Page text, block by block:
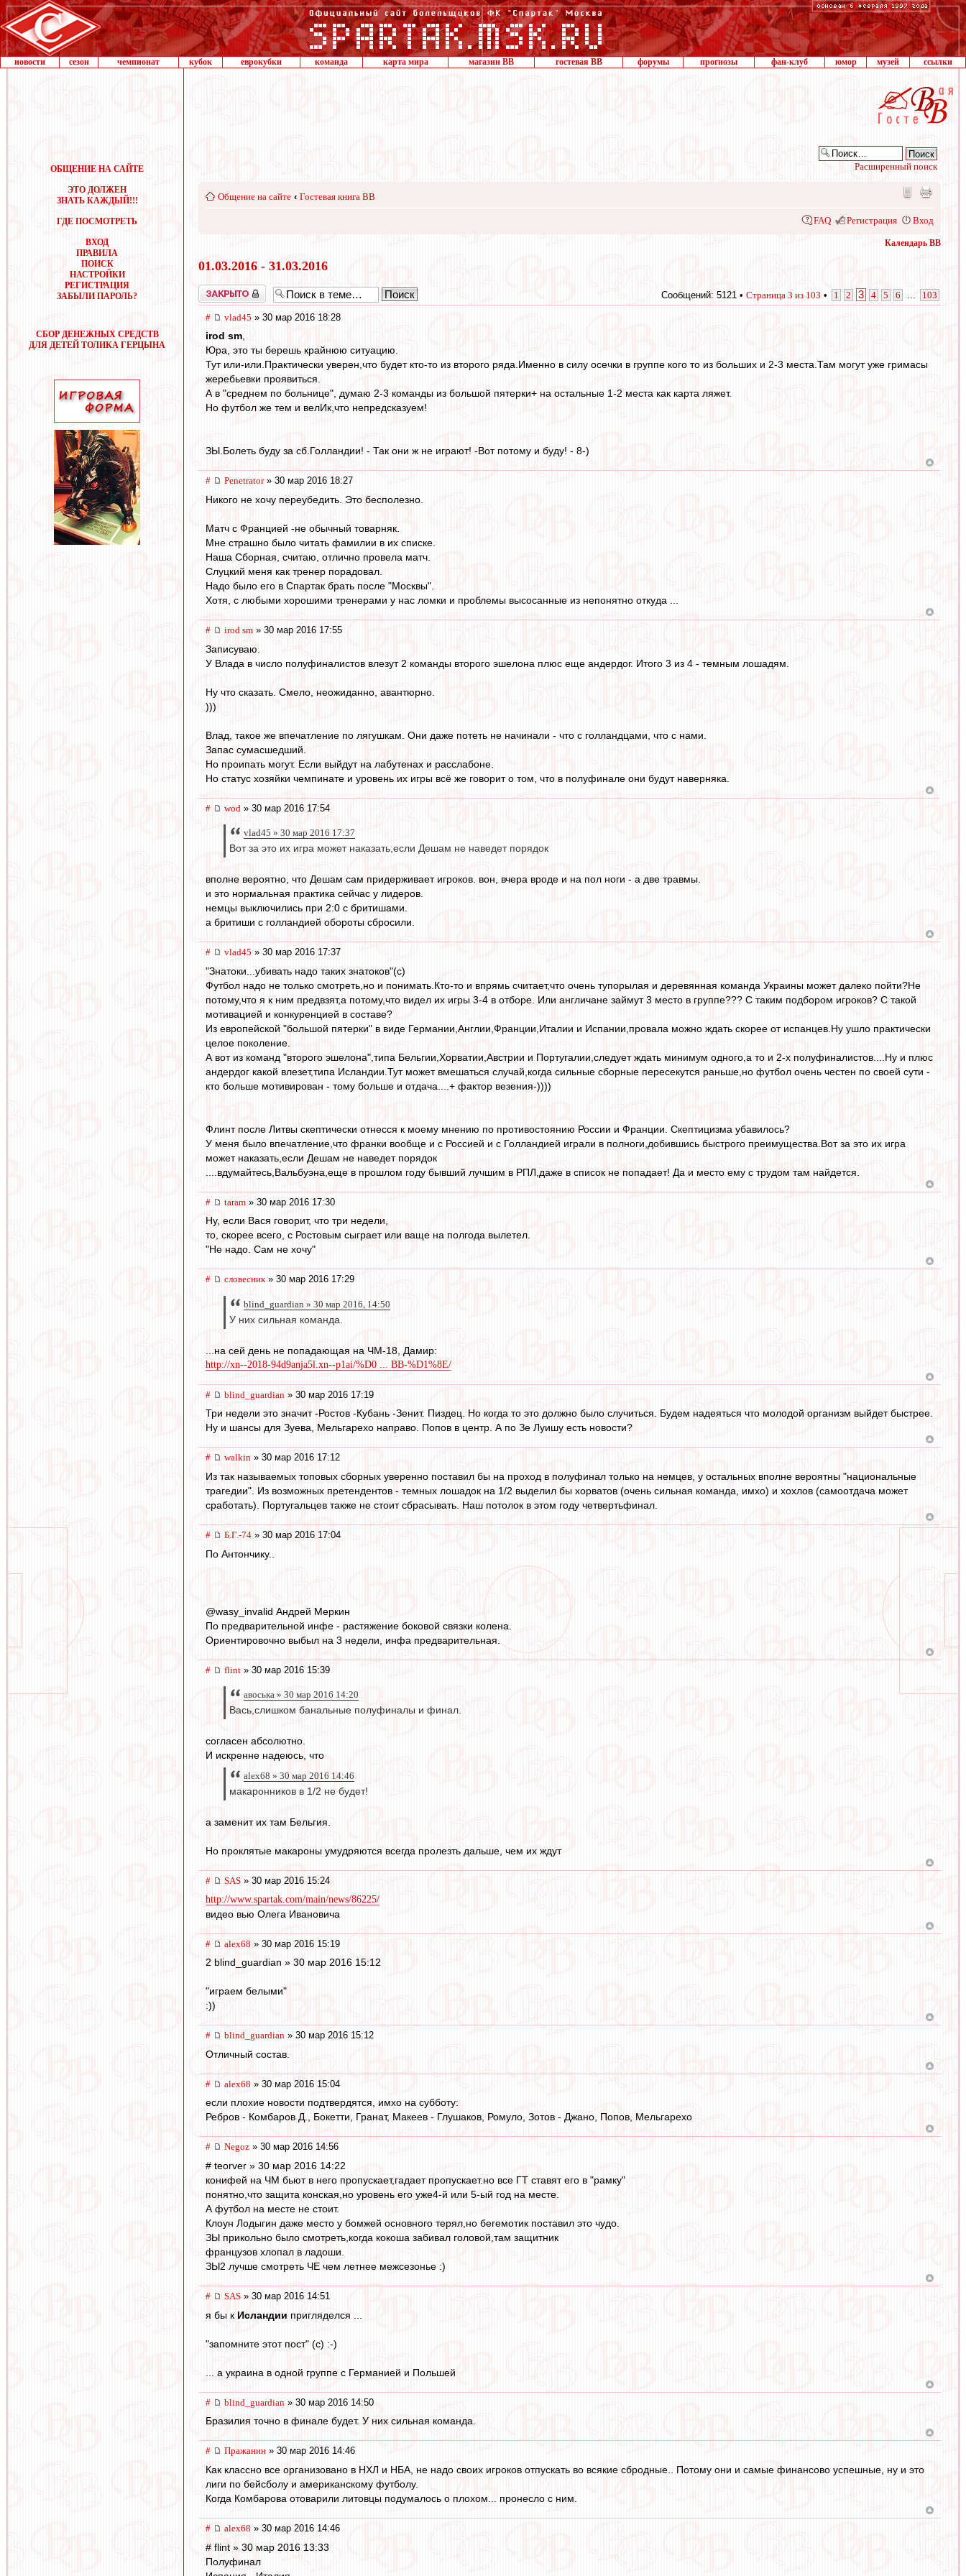
новости сезон чемпионат кубок еврокубки команда карта мира магазин ВВ гостевая ВВ форумы прогнозы фан-клуб юмор музей ссылки
ОБЩЕНИЕ НА САЙТЕ
ЭТО ДОЛЖЕН
ЗНАТЬ КАЖДЫЙ!!!
ГДЕ ПОСМОТРЕТЬ
ВХОД
ПРАВИЛА
ПОИСК
НАСТРОЙКИ
РЕГИСТРАЦИЯ
ЗАБЫЛИ ПАРОЛЬ?
СБОР ДЕНЕЖНЫХ СРЕДСТВ
ДЛЯ ДЕТЕЙ ТОЛИКА ГЕРЦЫНА
Расширенный поиск
Общение на сайте ‹ Гостевая книга ВВ
FAQ Регистрация Вход
Календарь ВВ
01.03.2016 - 31.03.2016
Закрыто Сообщений: 5121 • Страница 3 из 103 • 1 2 3 4 5 6 103
# vlad45 » 30 мар 2016 18:28
irod sm,
Юра, это ты берешь крайнюю ситуацию.
Тут или-или.Практически уверен,что будет кто-то из второго ряда.Именно в силу осечки в группе кого то из больших и 2-3 места.Там могут уже гримасы
жеребьевки проявиться.
А в "среднем по больнице", думаю 2-3 команды из большой пятерки+ на остальные 1-2 места как карта ляжет.
Но футбол же тем и велИк,что непредсказуем!
ЗЫ.Болеть буду за сб.Голландии! - Так они ж не играют! -Вот потому и буду! - 8-)
# Penetrator» 30 мар 2016 18:27
Никого не хочу переубедить. Это бесполезно.
Матч с Францией -не обычный товарняк.
Мне страшно было читать фамилии в их списке.
Наша Сборная, считаю, отлично провела матч.
Слуцкий меня как тренер порадовал.
Надо было его в Спартак брать после "Москвы".
Хотя, с любыми хорошими тренерами у нас ломки и проблемы высосанные из непонятно откуда ...
# irod sm » 30 мар 2016 17:55
Записуваю.
У Влада в число полуфиналистов влезут 2 команды второго эшелона плюс еще андердог. Итого 3 из 4 - темным лошадям.
Ну что сказать. Смело, неожиданно, авантюрно.
)))
Влад, такое же впечатление по лягушкам. Они даже потеть не начинали - что с голландцами, что с нами.
Запас сумасшедший.
Но проипать могут. Если выйдут на лабутенах и расслабоне.
Но статус хозяйки чемпинате и уровень их игры всё же говорит о том, что в полуфинале они будут наверняка.
# wod » 30 мар 2016 17:54
vlad45 » 30 мар 2016 17:37
Вот за это их игра может наказать,если Дешам не наведет порядок
вполне вероятно, что Дешам сам придерживает игроков. вон, вчера вроде и на пол ноги - а две травмы.
и это нормальная практика сейчас у лидеров.
немцы выключились при 2:0 с бритишами.
а бритиши с голландией обороты сбросили.
# vlad45 » 30 мар 2016 17:37
"Знатоки...убивать надо таких знатоков"(с)
Футбол надо не только смотреть,но и понимать.Кто-то и впрямь считает,что очень тупорылая и деревянная команда Украины может далеко пойти?Не
потому,что я к ним предвзят,а потому,что видел их игры 3-4 в отборе. Или англичане займут 3 место в группе??? С таким подбором игроков? С такой
мотивацией и конкуренцией в составе?
Из европейской "большой пятерки" в виде Германии,Англии,Франции,Италии и Испании,провала можно ждать скорее от испанцев.Ну ушло практически
целое поколение.
А вот из команд "второго эшелона",типа Бельгии,Хорватии,Австрии и Португалии,следует ждать минимум одного,а то и 2-х полуфиналистов....Ну и плюс
андердог какой влезет,типа Исландии.Тут может вмешаться случай,когда сильные сборные пересекутся раньше,но футбол очень честен по своей сути -
кто больше мотивирован - тому больше и отдача....+ фактор везения-))))
Флинт после Литвы скептически отнесся к моему мнению по противостоянию России и Франции. Скептицизма убавилось?
У меня было впечатление,что франки вообще и с Россией и с Голландией играли в полноги,добившись быстрого преимущества.Вот за это их игра
может наказать,если Дешам не наведет порядок
....вдумайтесь,Вальбуэна,еще в прошлом году бывший лучшим в РПЛ,даже в список не попадает! Да и место ему с трудом там найдется.
# taram » 30 мар 2016 17:30
Ну, если Вася говорит, что три недели,
то, скорее всего, с Ростовым сыграет или ваще на полгода вылетел.
"Не надо. Сам не хочу"
# словесник» 30 мар 2016 17:29
blind_guardian » 30 мар 2016, 14:50
У них сильная команда.
...на сей день не попадающая на ЧМ-18, Дамир:
http://xn--2018-94d9anja5l.xn--p1ai/%D0 ... BB-%D1%8E/
# blind_guardian » 30 мар 2016 17:19
Три недели это значит -Ростов -Кубань -Зенит. Пиздец. Но когда то это должно было случиться. Будем надеяться что молодой организм выйдет быстрее.
Ну и шансы для Зуева, Мельгарехо направо. Попов в центр. А по Зе Луишу есть новости?
# walkin » 30 мар 2016 17:12
Из так называемых топовых сборных уверенно поставил бы на проход в полуфинал только на немцев, у остальных вполне вероятны "национальные
трагедии". Из возможных претендентов - темных лошадок на 1/2 выделил бы хорватов (очень сильная команда, имхо) и хохлов (самоотдача может
сработать). Португальцев также не стоит сбрасывать. Наш потолок в этом году четвертьфинал.
# Б.Г.-74 » 30 мар 2016 17:04
По Антончику..
‏@wasy_invalid Андрей Меркин
По предварительной инфе - растяжение боковой связки колена.
Ориентировочно выбыл на 3 недели, инфа предварительная.
# flint » 30 мар 2016 15:39
авоська » 30 мар 2016 14:20
Вась,слишком банальные полуфиналы и финал.
согласен абсолютно.
И искренне надеюсь, что
alex68 » 30 мар 2016 14:46
макаронников в 1/2 не будет!
а заменит их там Бельгия.
Но проклятые макароны умудряются всегда пролезть дальше, чем их ждут
# SAS » 30 мар 2016 15:24
http://www.spartak.com/main/news/86225/
видео вью Олега Ивановича
# alex68 » 30 мар 2016 15:19
2 blind_guardian » 30 мар 2016 15:12
"играем белыми"
:))
# blind_guardian » 30 мар 2016 15:12
Отличный состав.
# alex68 » 30 мар 2016 15:04
если плохие новости подтвердятся, имхо на субботу:
Ребров - Комбаров Д., Бокетти, Гранат, Макеев - Глушаков, Ромуло, Зотов - Джано, Попов, Мельгарехо
# Negoz » 30 мар 2016 14:56
# teorver » 30 мар 2016 14:22
конифей на ЧМ бьют в него пропускает,гадает пропускает.но все ГТ ставят его в "рамку"
понятно,что защита конская,но уровень его уже4-й или 5-ый год на месте.
А футбол на месте не стоит.
Клоун Лодыгин даже место у бомжей основного терял,но бегемотик поставил это чудо.
ЗЫ прикольно было смотреть,когда кокоша забивал головой,там защитник
французов хлопал в ладоши.
ЗЫ2 лучше смотреть ЧЕ чем летнее межсезонье :)
# SAS » 30 мар 2016 14:51
я бы к Исландии пригляделся ...
"запомните этот пост" (c) :-)
... а украина в одной группе с Германией и Польшей
# blind_guardian » 30 мар 2016 14:50
Бразилия точно в финале будет. У них сильная команда.
# Пражанин » 30 мар 2016 14:46
Как классно все организовано в НХЛ и НБА, не надо своих игроков отпускать во всякие сбродные.. Потому они и самые финансово успешные, ну и это
лиги по бейсболу и американскому футболу.
Когда Комбарова отоварили литовцы подумалось о плохом... пронесло с ним.
# alex68 » 30 мар 2016 14:46
# flint » 30 мар 2016 13:33
Полуфинал